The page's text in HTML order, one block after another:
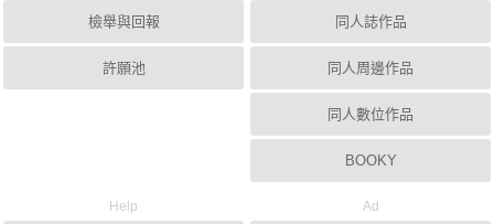
檢舉與回報
許願池
同人誌作品
同人周邊作品
同人數位作品
BOOKY
Help Ad